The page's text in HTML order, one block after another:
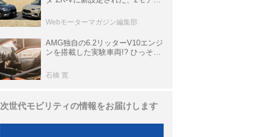
グ」と「ブラックスタイル」
Webモーターマガジン編集部
AMG独自の6.2リッターV10エンジ
ンを搭載した実験車両!? ひっそり
P900 プロトタイプ」とは
石橋 寛
次世代モビリティの情報をお届けします